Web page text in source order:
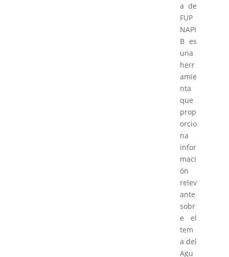
a de
FUP
NAPI
B es
una
herr
amie
nta
que
prop
orcio
na
infor
maci
ón
relev
ante
sobr
e el
tem
a del
Agu